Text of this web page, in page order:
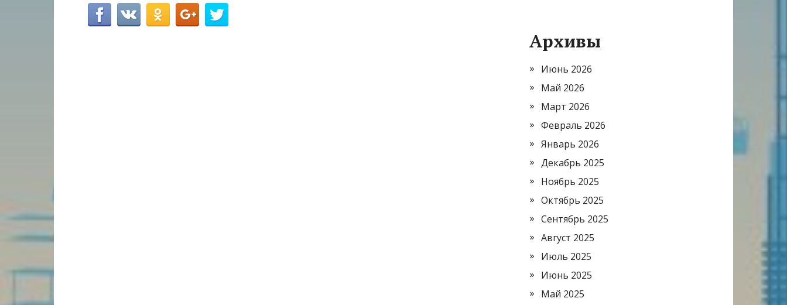
Архивы
Июнь 2026
Май 2026
Март 2026
Февраль 2026
Январь 2026
Декабрь 2025
Ноябрь 2025
Октябрь 2025
Сентябрь 2025
Август 2025
Июль 2025
Июнь 2025
Май 2025